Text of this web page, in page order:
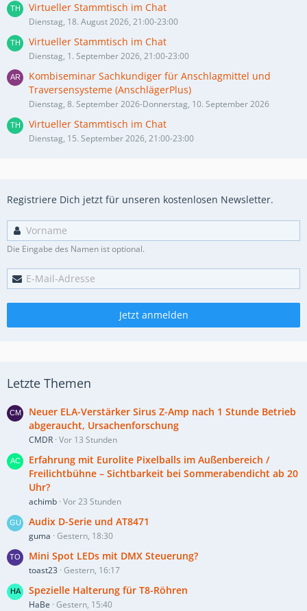
Virtueller Stammtisch im Chat
Dienstag, 18. August 2026, 21:00-23:00
Virtueller Stammtisch im Chat
Dienstag, 1. September 2026, 21:00-23:00
Kombiseminar Sachkundiger für Anschlagmittel und
Traversensysteme (AnschlägerPlus)
Dienstag, 8. September 2026-Donnerstag, 10. September 2026
Virtueller Stammtisch im Chat
Dienstag, 15. September 2026, 21:00-23:00
Registriere Dich jetzt für unseren kostenlosen Newsletter.
Die Eingabe des Namen ist optional.
Jetzt anmelden
Letzte Themen
Neuer ELA-Verstärker Sirus Z-Amp nach 1 Stunde Betrieb
abgeraucht, Ursachenforschung
CMDR Vor 13 Stunden
Erfahrung mit Eurolite Pixelballs im Außenbereich /
Freilichtbühne – Sichtbarkeit bei Sommerabendicht ab 20
Uhr?
achimb Vor 23 Stunden
Audix D-Serie und AT8471
guma Gestern, 18:30
Mini Spot LEDs mit DMX Steuerung?
toast23 Gestern, 16:17
Spezielle Halterung für T8-Röhren
HaBe Gestern, 15:40